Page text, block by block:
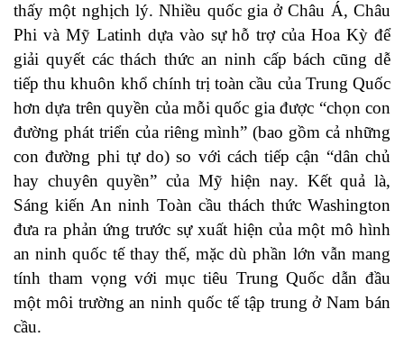
thấy một nghịch lý. Nhiều quốc gia ở Châu Á, Châu
Phi và Mỹ Latinh dựa vào sự hỗ trợ của Hoa Kỳ để
giải quyết các thách thức an ninh cấp bách cũng dễ
tiếp thu khuôn khổ chính trị toàn cầu của Trung Quốc
hơn dựa trên quyền của mỗi quốc giađược “chọn con
đường phát triển của riêng mình” (bao gồm cả những
con đường phi tự do) so với cách tiếp cận “dân chủ
hay chuyên quyền” của Mỹ hiện nay. Kết quả là,
Sáng kiến An ninh Toàn cầu thách thức Washington
đưa ra phản ứng trước sự xuất hiện của một mô hình
an ninh quốc tế thay thế, mặc dù phần lớn vẫn mang
tính tham vọng với mục tiêu Trung Quốc dẫn đầu
một môi trường an ninh quốc tế tập trung ở Nam bán
cầu.